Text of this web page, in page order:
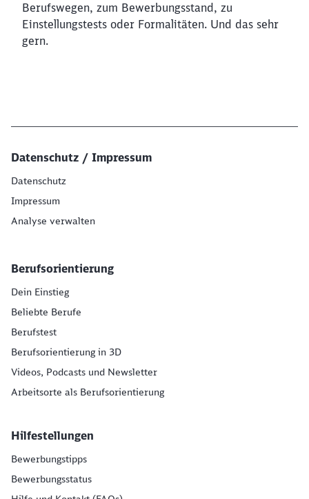
Berufswegen, zum Bewerbungsstand, zu
Einstellungstests oder Formalitäten. Und das sehr
gern.
Datenschutz / Impressum
Datenschutz
Impressum
Analyse verwalten
Berufsorientierung
Dein Einstieg
Beliebte Berufe
Berufstest
Berufsorientierung in 3D
Videos, Podcasts und Newsletter
Arbeitsorte als Berufsorientierung
Hilfestellungen
Bewerbungstipps
Bewerbungsstatus